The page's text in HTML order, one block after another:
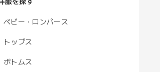
ベビー・ロンパース
トップス
ボトムス